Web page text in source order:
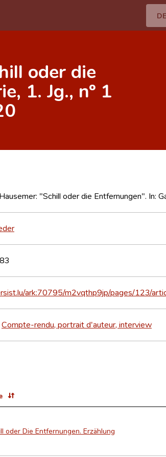
DE
oder die
1. Jg., nº 1
"Schill oder die Entfernungen". In:
ark:70795/m2vqthp9jp/pages/123/
Compte-rendu, portrait d'auteur, interview
oder Die Entfernungen. Erzählung